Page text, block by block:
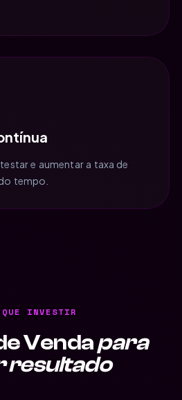
e aumentar a taxa de
tempo.
QUE INVESTIR
Vendapara
resultado